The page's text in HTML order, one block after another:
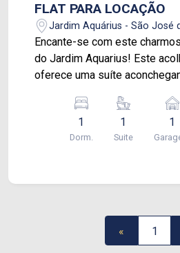
FLAT PARA LOCAÇÃO
Jardim Aquárius - São José
Encante-se com este
do Jardim Aquarius! Este acolhedor espaço
oferece uma suíte
conforto e praticidade. A sala ampla convida à
descontração, enquanto a
acrescenta funcionalidade ao
uma visita e descubra o seu
1
Dorm.
1
Suite
1
« 1